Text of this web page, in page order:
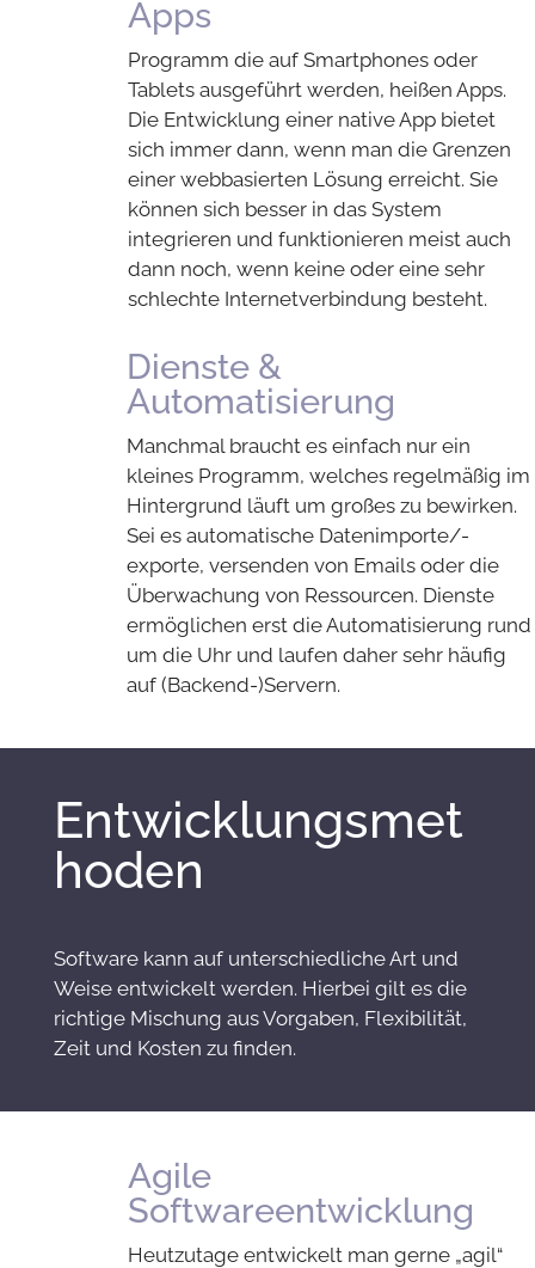
Apps
Programm die auf Smartphones oder
Tablets ausgeführt werden, heißen Apps.
Die Entwicklung einer native App bietet
sich immer dann, wenn man die Grenzen
einer webbasierten Lösung erreicht. Sie
können sich besser in das System
integrieren und funktionieren meist auch
dann noch, wenn keine oder eine sehr
schlechte Internetverbindung besteht.
Dienste &
Automatisierung
Manchmal braucht es einfach nur ein
kleines Programm, welches regelmäßig im
Hintergrund läuft um großes zu bewirken.
Sei es automatische Datenimporte/-
exporte, versenden von Emails oder die
Überwachung von Ressourcen. Dienste
ermöglichen erst die Automatisierung rund
um die Uhr und laufen daher sehr häufig
auf (Backend-)Servern.
Entwicklungsmet
hoden
Software kann auf unterschiedliche Art und
Weise entwickelt werden. Hierbei gilt es die
richtige Mischung aus Vorgaben, Flexibilität,
Zeit und Kosten zu finden.
Agile
Softwareentwicklung
Heutzutage entwickelt man gerne „agil“